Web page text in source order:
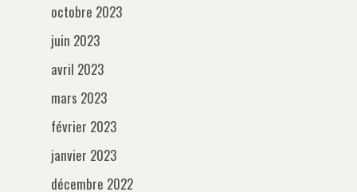
octobre 2023
juin 2023
avril 2023
mars 2023
février 2023
janvier 2023
décembre 2022